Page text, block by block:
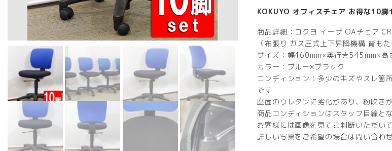
KOKUYO オフィスチェア お得な10脚
商品詳細：コクヨ イーザ OAチェア
（布張り ガス圧式上下昇降機構 背も
サイズ：幅460mm×奥行き545mm×
カラー：ブルー×ブラック
コンディション：多少のキズやスレ箇
です
座面のウレタンに劣化があり、粉吹き
商品コンディションはスタッフ目線と
お客様には画像を見てご判断いただい
詳しい写真をご希望の場合は問い合わ